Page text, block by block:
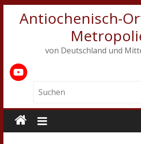
Antiochenisch-
von Deutschland und